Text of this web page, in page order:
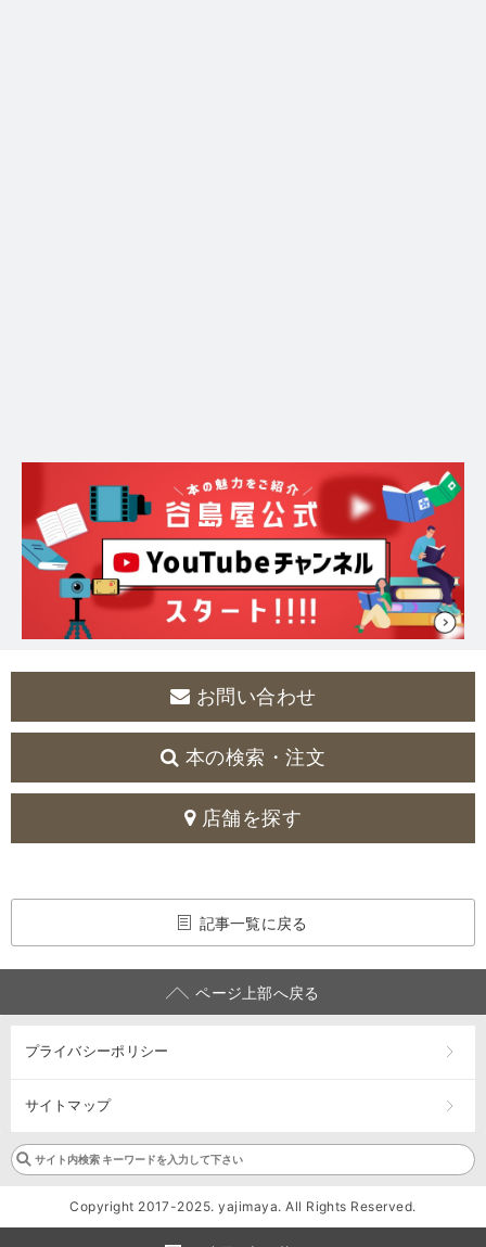
お問い合わせ
本の検索・注文
店舗を探す
記事一覧に戻る
ページ上部へ戻る
プライバシーポリシー
サイトマップ
Copyright 2017-2025. yajimaya. All Rights Reserved.